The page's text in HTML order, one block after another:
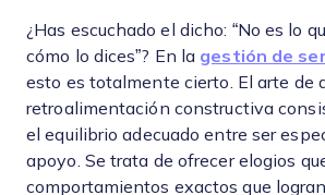
¿Has escuchado el dicho: “No es lo
cómo lo dices”? En la gestión de
esto es totalmente cierto. El arte de
retroalimentación constructiva
el equilibrio adecuado entre ser
apoyo. Se trata de ofrecer elogios
comportamientos exactos que